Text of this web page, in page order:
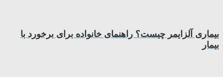
بیماری آلزایمر چیست؟ راهنمای خانواده برای برخورد با
بیمار